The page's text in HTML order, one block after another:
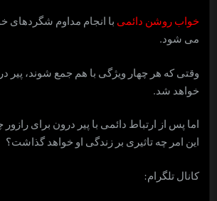
خواب روشن دائمی با انجام مداوم
می شود.
وقتی که هر چهار ویژگی با هم جمع شوند، پیر
خواهد شد.
اما پس از ارتباط دائمی با پیر درون برای
این امر چه تاثیری بر زندگی او خواهد گذاشت؟
کانال تلگرام: